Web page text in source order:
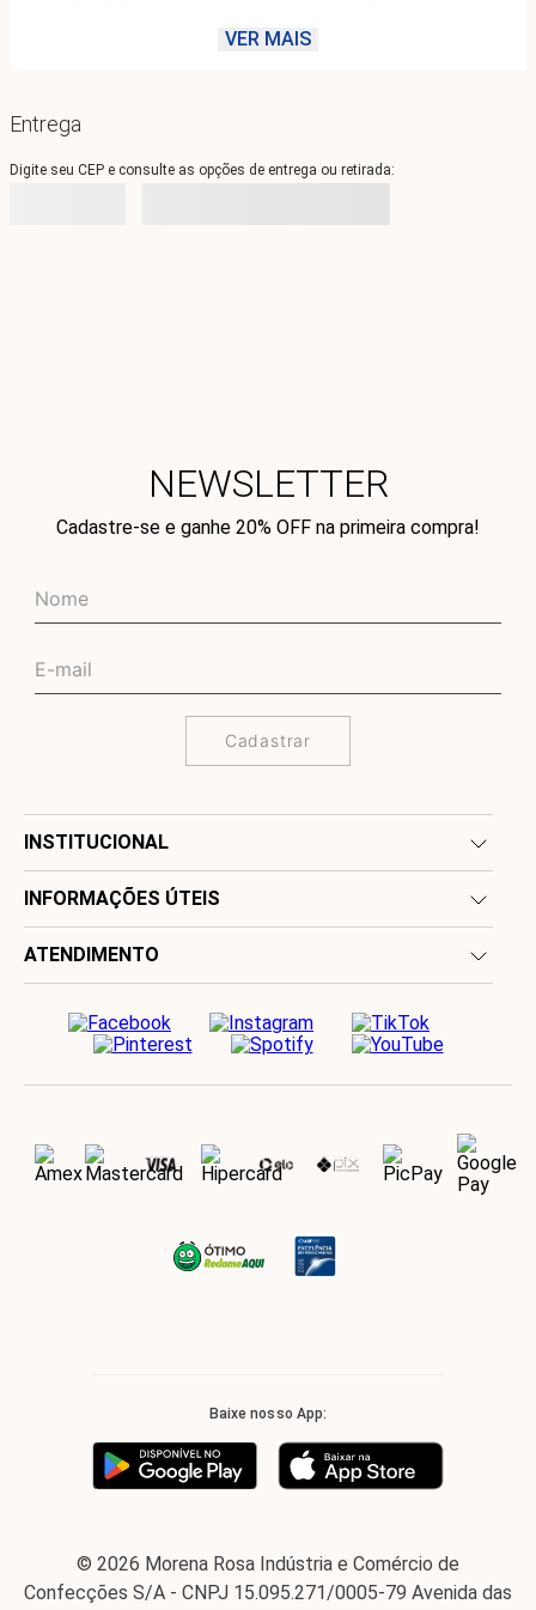
feminilidade e o estilo da mulher moderna. Explore essa peça
VER MAIS
Entrega
Digite seu CEP e consulte as opções de entrega ou retirada:
NEWSLETTER
Cadastre-se e ganhe 20% OFF na primeira compra!
Cadastrar
INSTITUCIONAL
INFORMAÇÕES ÚTEIS
ATENDIMENTO
Baixe nosso App:
© 2026 Morena Rosa Indústria e Comércio de
Confecções S/A - CNPJ 15.095.271/0005-79 Avenida das